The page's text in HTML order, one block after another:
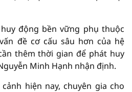
động bền vững phụ thuộc
đề cơ cấu sâu hơn của hệ
thêm thời gian để phát huy
Minh Hạnh nhận định.
hiện nay, chuyên gia cho